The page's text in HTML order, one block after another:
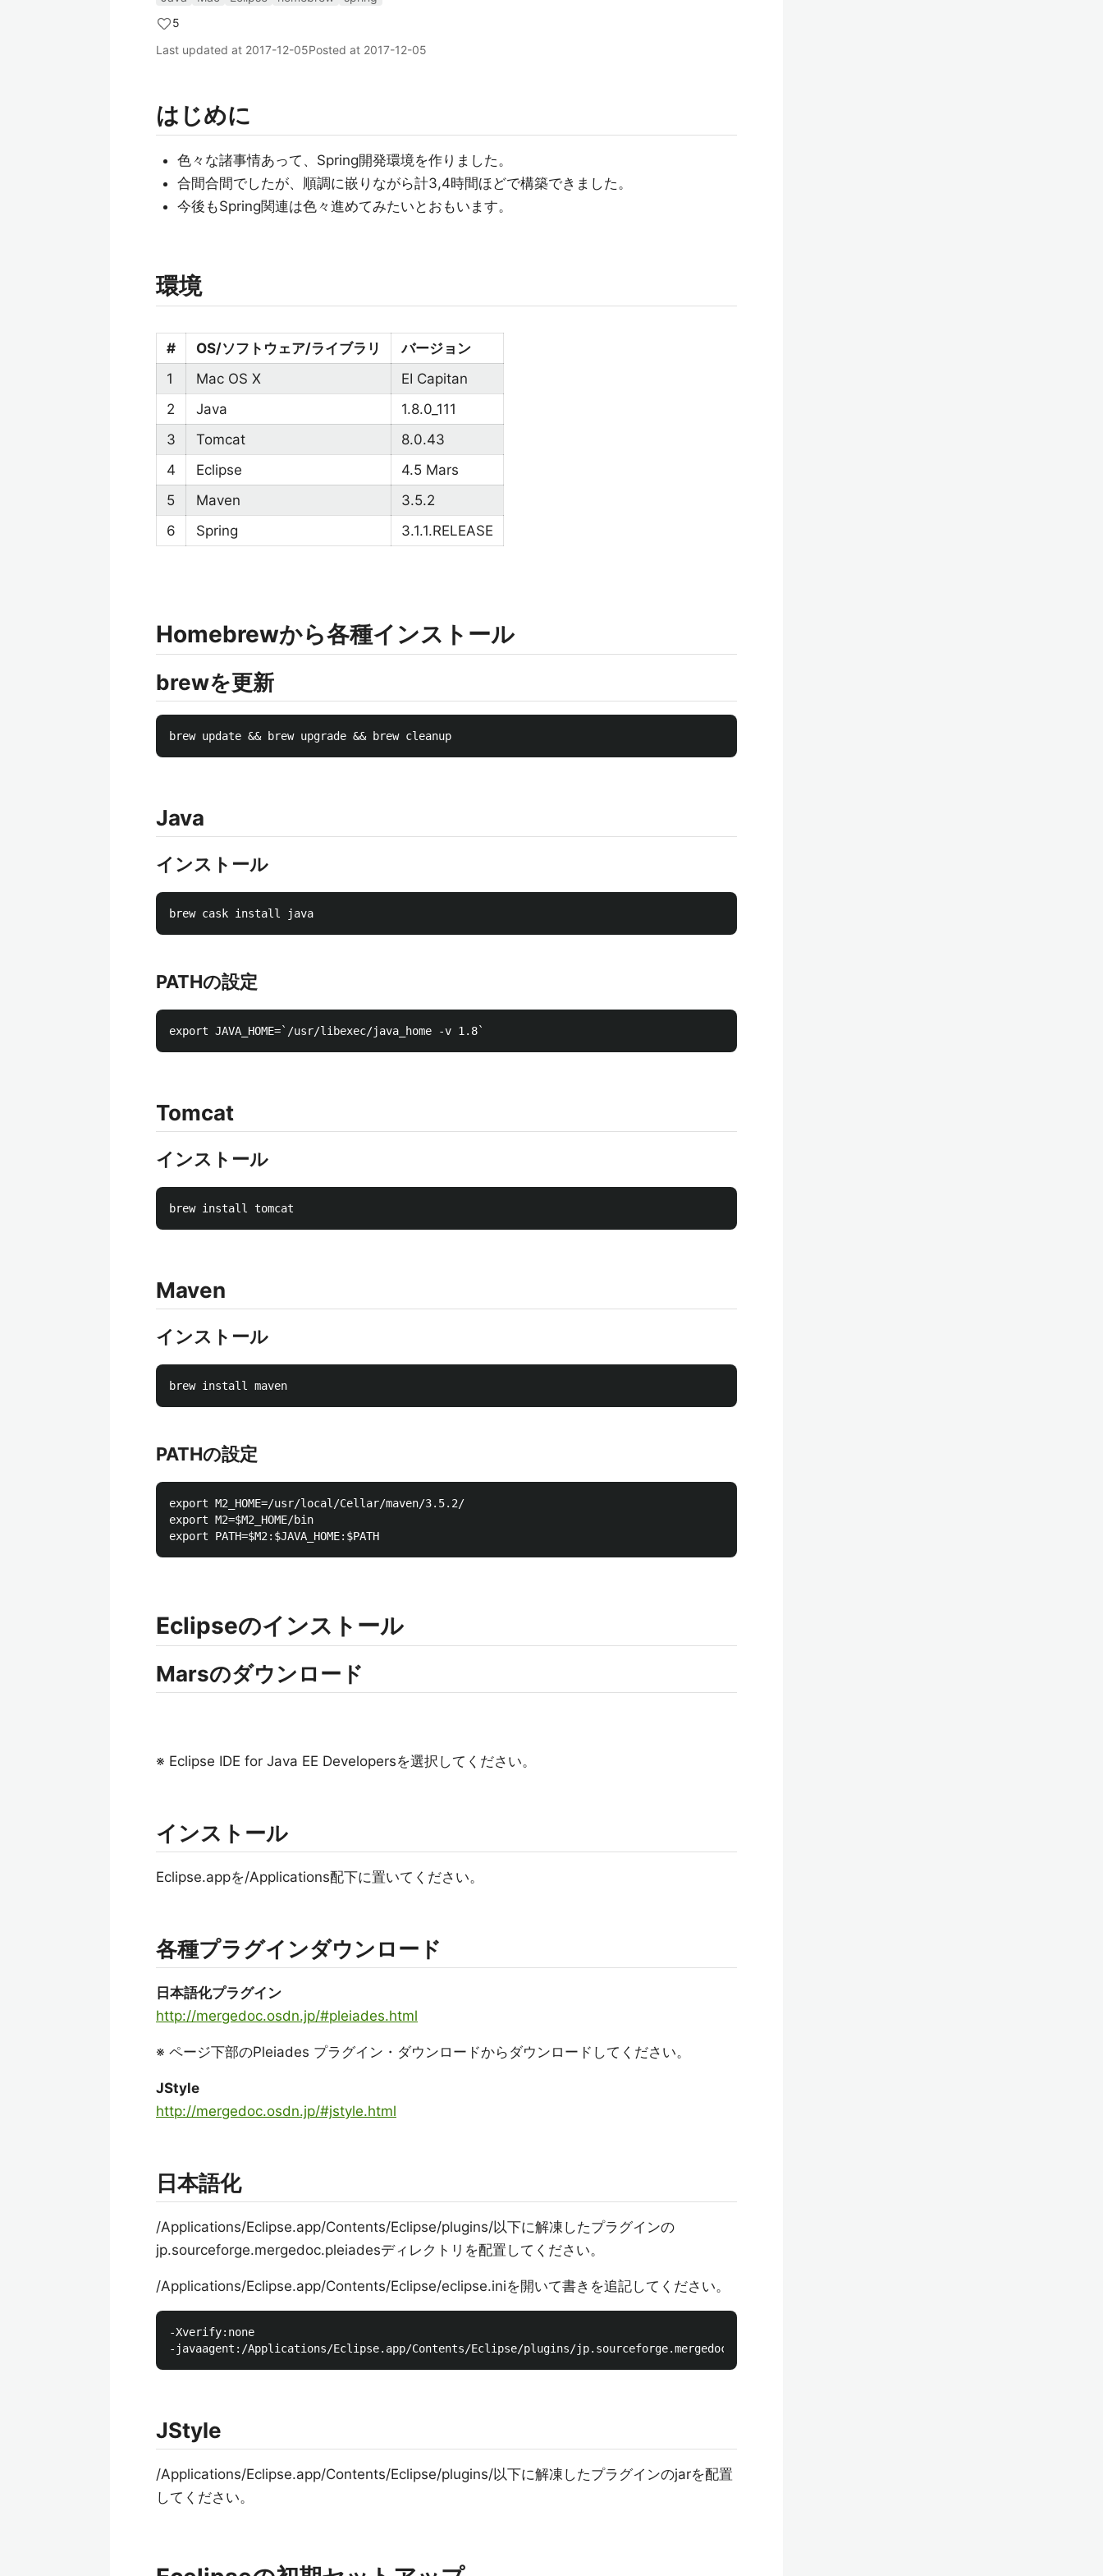
5
Last updated at 2017-12-05Posted at 2017-12-05
はじめに
色々な諸事情あって、Spring開発環境を作りました。
合間合間でしたが、順調に嵌りながら計3,4時間ほどで構築できました。
今後もSpring関連は色々進めてみたいとおもいます。
環境
# OS/ソフトウェア/ライブラリ
バージョン
1
Mac OS X
EI Capitan
2
Java
1.8.0_111
3
Tomcat
8.0.43
4
Eclipse
4.5 Mars
5
Maven
3.5.2
6
Spring 3.1.1.RELEASE
Homebrewから各種インストール
brewを更新
Java
インストール
PATHの設定
Tomcat
インストール
Maven
インストール
PATHの設定
export M2_HOME=/usr/local/Cellar/maven/3.5.2/
export M2=$M2_HOME/bin
Eclipseのインストール
Marsのダウンロード
※ Eclipse IDE for Java EE Developersを選択してください。
インストール
Eclipse.appを/Applications配下に置いてください。
各種プラグインダウンロード
日本語化プラグイン
http://mergedoc.osdn.jp/#pleiades.html
※ ページ下部のPleiades プラグイン・ダウンロードからダウンロードしてください。
JStyle
http://mergedoc.osdn.jp/#jstyle.html
日本語化
/Applications/Eclipse.app/Contents/Eclipse/plugins/以下に解凍したプラグインの
jp.sourceforge.mergedoc.pleiadesディレクトリを配置してください。
/Applications/Eclipse.app/Contents/Eclipse/eclipse.iniを開いて書きを追記してください。
-Xverify:none
JStyle
/Applications/Eclipse.app/Contents/Eclipse/plugins/以下に解凍したプラグインのjarを配置
してください。